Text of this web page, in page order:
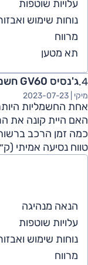
ג'נסיס GV60 חשמלי, Elegant, 2x4 2023
מיקי | 2023-07-23
אחת החשמליות
האם היית קונה את
כמה זמן הרכב
טווח נסיעה אמיתי
הנאה מנהיגה
עלויות שוטפות
נוחות שימוש
מרווח
עלויות שוטפות
נוחות שימוש
מרווח
תא מטען